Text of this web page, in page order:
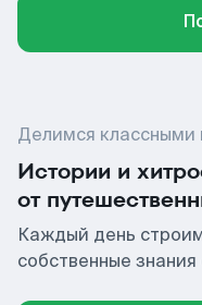
Делимся классными
Истории и
от
Каждый день
собственные